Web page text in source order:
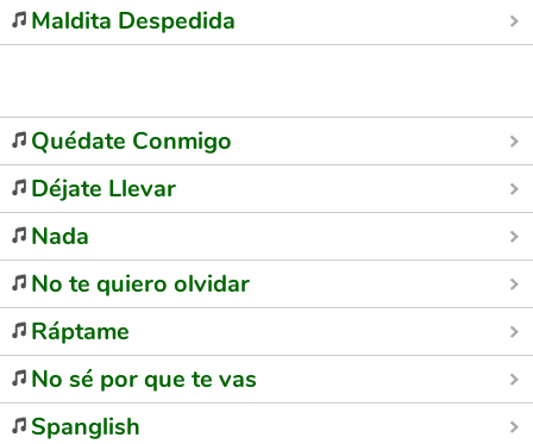
Maldita Despedida
Quédate Conmigo
Déjate Llevar
Nada
No te quiero olvidar
Ráptame
No sé por que te vas
Spanglish